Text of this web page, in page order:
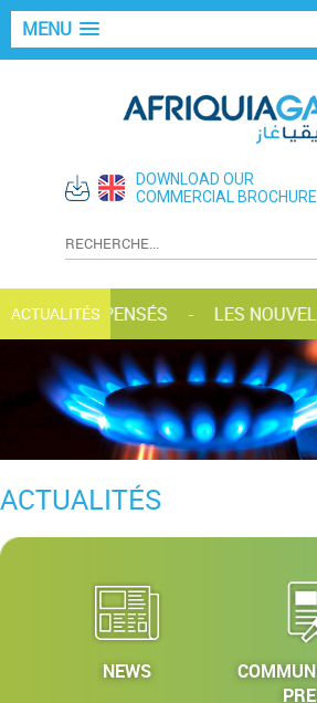
MENU
DOWNLOAD OUR
COMMERCIAL
ACTUALITÉS
RÉCOMPENSÉS LES
ACTUALITÉS
NEWS